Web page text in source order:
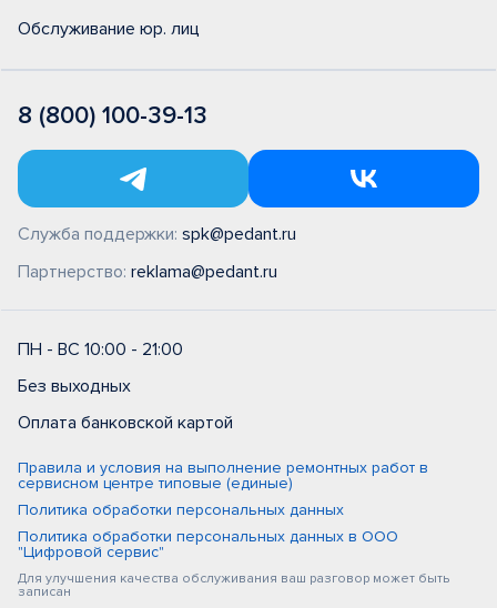
Обслуживание юр. лиц
8 (800) 100-39-13
Служба поддержки: spk@pedant.ru
Партнерство: reklama@pedant.ru
ПН - ВС 10:00 - 21:00
Без выходных
Оплата банковской картой
Правила и условия на выполнение ремонтных работ в
сервисном центре типовые (единые)
Политика обработки персональных данных
Политика обработки персональных данных в ООО
"Цифровой сервис"
Для улучшения качества обслуживания ваш разговор может быть
записан